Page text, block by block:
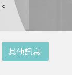
其他訊息